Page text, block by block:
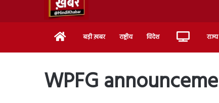
Home बड़ी ख़बर राष्ट्रीय विदेश Live राज्य
WPFG